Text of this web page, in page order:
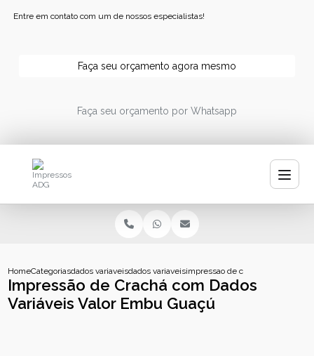
Entre em contato com um de nossos especialistas!
Faça seu orçamento agora mesmo
Faça seu orçamento por Whatsapp
HomeCategoriasdados variaveisdados variaveis impressaoimpressao de cracha com dados
Impressão de Crachá com Dados
Variáveis Valor Embu Guaçú